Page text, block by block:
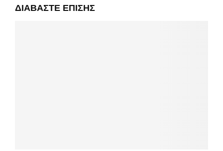
ΔΙΑΒΆΣΤΕ ΕΠΊΣΗΣ